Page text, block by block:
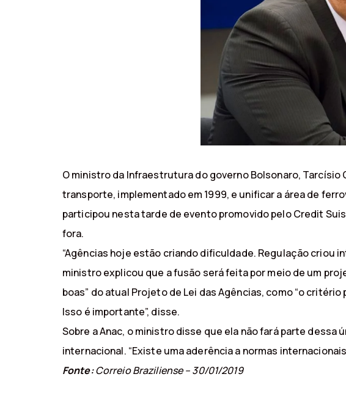
O ministro da Infraestrutura do governo Bolsonaro,
transporte, implementado em 1999, e unificar a área de
participou nesta tarde de evento promovido pelo Credit
fora.
“Agências hoje estão criando dificuldade. Regulação criou
ministro explicou que a fusão será feita por meio de um
boas” do atual Projeto de Lei das Agências, como “o
Isso é importante”, disse.
Sobre a Anac, o ministro disse que ela não fará parte
internacional. “Existe uma aderência a normas
Fonte:Correio Braziliense – 30/01/2019